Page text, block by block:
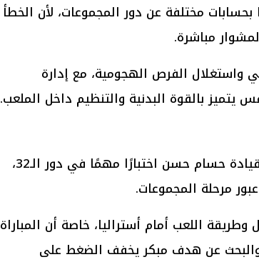
مختلفة عن دور المجموعات، لأن الخطأ
مباشرة.
واستغلال الفرص الهجومية، مع إدارة
يتميز بالقوة البدنية والتنظيم داخل الملعب.
حسام حسن
اختبارًا مهمًا في دور الـ32،
مرحلة المجموعات.
وطريقة اللعب أمام أستراليا، خاصة أن المباراة
والبحث عن هدف مبكر يخفف الضغط على